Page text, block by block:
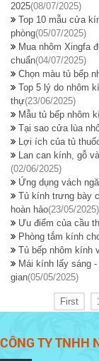
2025(08/07/2025)
Top 10 mẫu cửa
phòng(05/07/2025)
Mua nhôm Xingfa
chuẩn(04/07/2025)
Chọn màu tủ bếp
Top 5 lý do nhôm
thự(23/06/2025)
Mẫu tủ bếp nhôm
Tại sao cửa lùa
Lợi ích của tủ
Lan can kính, gỗ
(02/06/2025)
Ứng dụng vách
Tủ kính trưng bày
hoàn hảo(23/05/2025)
Ưu điểm của cầu
Phòng tắm kính
Tủ bếp nhôm kính
Mái kính lấy sáng
gian(05/05/2025)
First
CÔNG TY TNHH